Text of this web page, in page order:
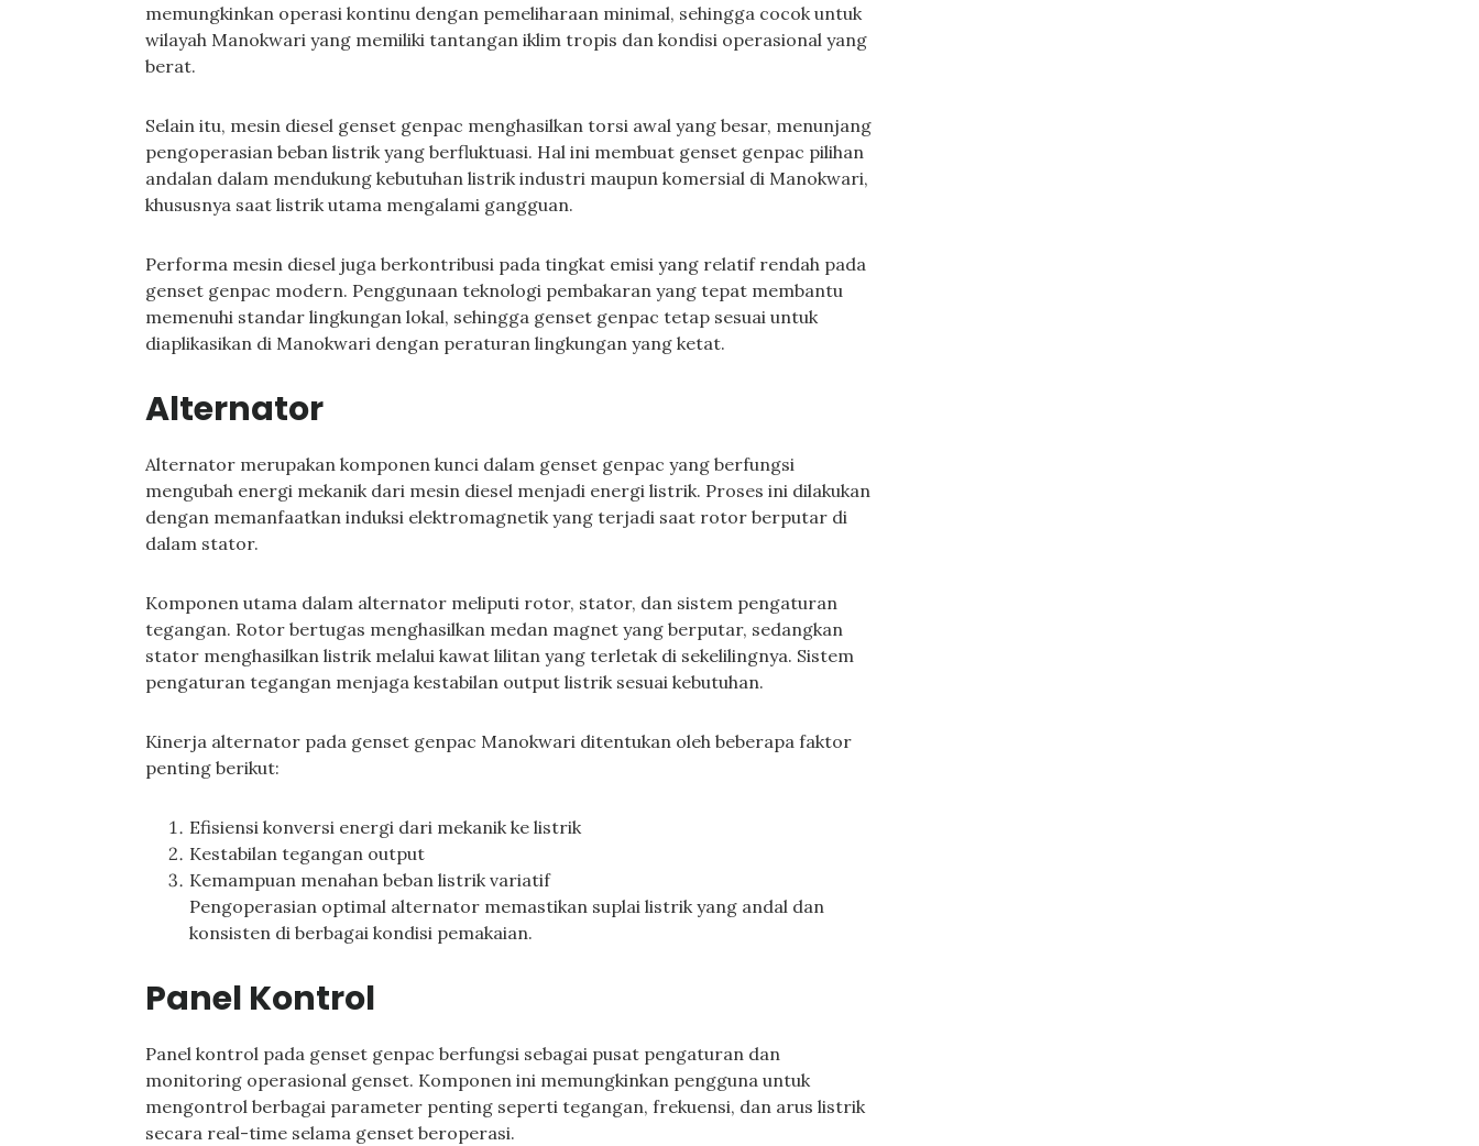
memungkinkan operasi kontinu dengan pemeliharaan minimal, sehingga cocok untuk
wilayah Manokwari yang memiliki tantangan iklim tropis dan kondisi operasional yang
berat.
Selain itu, mesin diesel genset genpac menghasilkan torsi awal yang besar, menunjang
pengoperasian beban listrik yang berfluktuasi. Hal ini membuat genset genpac pilihan
andalan dalam mendukung kebutuhan listrik industri maupun komersial di Manokwari,
khususnya saat listrik utama mengalami gangguan.
Performa mesin diesel juga berkontribusi pada tingkat emisi yang relatif rendah pada
genset genpac modern. Penggunaan teknologi pembakaran yang tepat membantu
memenuhi standar lingkungan lokal, sehingga genset genpac tetap sesuai untuk
diaplikasikan di Manokwari dengan peraturan lingkungan yang ketat.
Alternator
Alternator merupakan komponen kunci dalam genset genpac yang berfungsi
mengubah energi mekanik dari mesin diesel menjadi energi listrik. Proses ini dilakukan
dengan memanfaatkan induksi elektromagnetik yang terjadi saat rotor berputar di
dalam stator.
Komponen utama dalam alternator meliputi rotor, stator, dan sistem pengaturan
tegangan. Rotor bertugas menghasilkan medan magnet yang berputar, sedangkan
stator menghasilkan listrik melalui kawat lilitan yang terletak di sekelilingnya. Sistem
pengaturan tegangan menjaga kestabilan output listrik sesuai kebutuhan.
Kinerja alternator pada genset genpac Manokwari ditentukan oleh beberapa faktor
penting berikut:
Efisiensi konversi energi dari mekanik ke listrik
Kestabilan tegangan output
Kemampuan menahan beban listrik variatif
Pengoperasian optimal alternator memastikan suplai listrik yang andal dan
konsisten di berbagai kondisi pemakaian.
Panel Kontrol
Panel kontrol pada genset genpac berfungsi sebagai pusat pengaturan dan
monitoring operasional genset. Komponen ini memungkinkan pengguna untuk
mengontrol berbagai parameter penting seperti tegangan, frekuensi, dan arus listrik
secara real-time selama genset beroperasi.